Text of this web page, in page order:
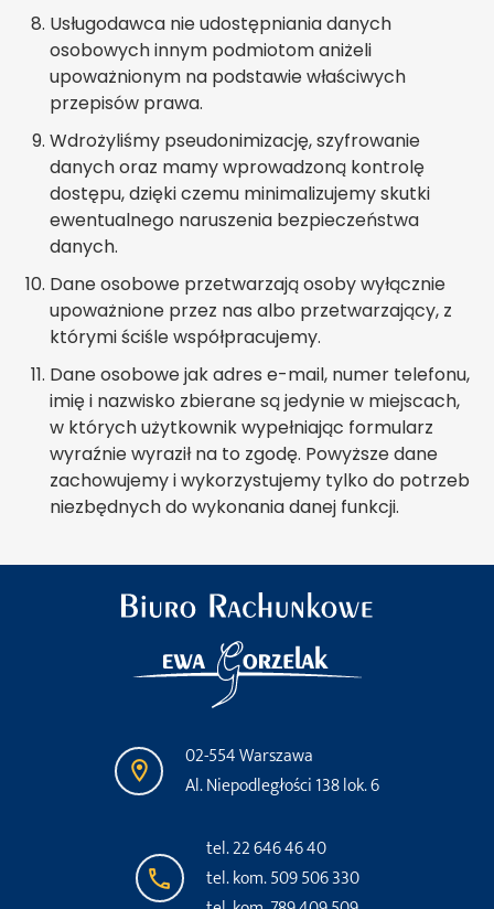
Usługodawca nie udostępniania danych
osobowych innym podmiotom aniżeli
upoważnionym na podstawie właściwych
przepisów prawa.
Wdrożyliśmy pseudonimizację, szyfrowanie
danych oraz mamy wprowadzoną kontrolę
dostępu, dzięki czemu minimalizujemy skutki
ewentualnego naruszenia bezpieczeństwa
danych.
Dane osobowe przetwarzają osoby wyłącznie
upoważnione przez nas albo przetwarzający, z
którymi ściśle współpracujemy.
Dane osobowe jak adres e-mail, numer telefonu,
imię i nazwisko zbierane są jedynie w miejscach,
w których użytkownik wypełniając formularz
wyraźnie wyraził na to zgodę. Powyższe dane
zachowujemy i wykorzystujemy tylko do potrzeb
niezbędnych do wykonania danej funkcji.
02-554 Warszawa
Al. Niepodległości 138 lok. 6
tel. 22 646 46 40
tel. kom. 509 506 330